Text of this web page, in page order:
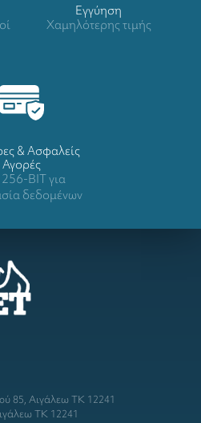
Eγγύηση
Χαμηλότερης τιμής
& Ασφαλείς
Αγορές
256-BIT για
δεδομένων
85, Αιγάλεω ΤΚ 12241
ΤΚ 12241